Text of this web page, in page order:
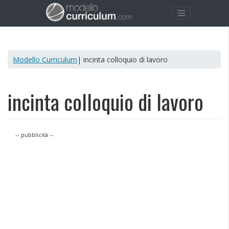
Modello Curriculum | incinta colloquio di lavoro
incinta colloquio di lavoro
-- pubblicità --